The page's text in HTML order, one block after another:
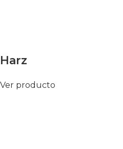
Harz
Ver producto